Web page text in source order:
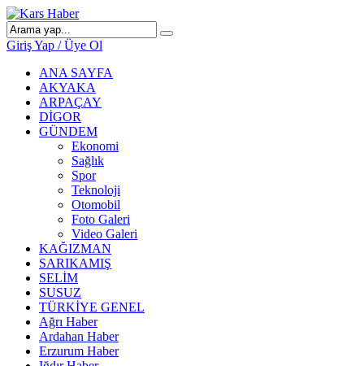
Giriş Yap / Üye Ol
ANA SAYFA
AKYAKA
ARPAÇAY
DİGOR
GÜNDEM
Ekonomi
Sağlık
Spor
Teknoloji
Otomobil
Foto Galeri
Video Galeri
KAĞIZMAN
SARIKAMIŞ
SELİM
SUSUZ
TÜRKİYE GENEL
Ağrı Haber
Ardahan Haber
Erzurum Haber